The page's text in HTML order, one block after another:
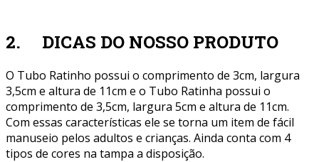
2. DICAS DO NOSSO PRODUTO
O Tubo Ratinho possui o comprimento de 3cm, largura
3,5cm e altura de 11cm e o Tubo Ratinha possui o
comprimento de 3,5cm, largura 5cm e altura de 11cm.
Com essas características ele se torna um item de fácil
manuseio pelos adultos e crianças. Ainda conta com 4
tipos de cores na tampa a disposição.